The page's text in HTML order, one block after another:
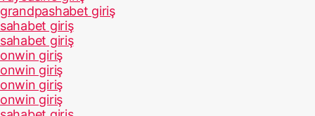
grandpashabet giriş
sahabet giriş
sahabet giriş
onwin giriş
onwin giriş
onwin giriş
onwin giriş